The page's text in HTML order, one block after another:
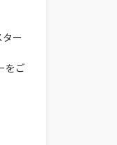
ー
をご